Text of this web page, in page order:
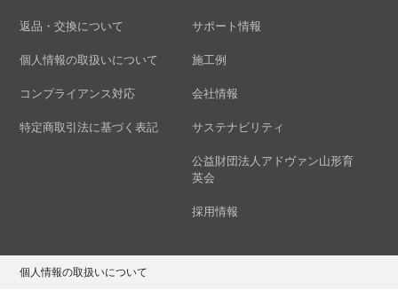
返品・交換について
個人情報の取扱いについて
コンプライアンス対応
特定商取引法に基づく表記
サポート情報
施工例
会社情報
サステナビリティ
公益財団法人アドヴァン山形育
英会
採用情報
個人情報の取扱いについて